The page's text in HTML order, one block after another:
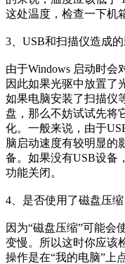
这处温度，检查一下机
3、USB和扫描仪造成
由于Windows 启动时会
因此如果光驱中放置了
如果电脑安装了扫描仪
盘，那么不妨试试先将
化。一般来说，由于
脑启动速度有较明显的
备。如果没有USB设备
功能关闭。
4、是否使用了磁盘压缩
因为“磁盘压缩”可能会
变慢。所以这时你应该
操作是在“我的电脑”上